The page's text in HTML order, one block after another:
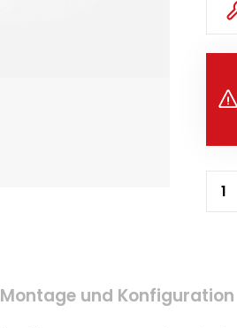
Montage und Konfiguration